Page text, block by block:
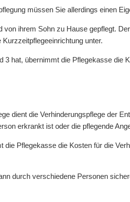
müssen Sie allerdings einen
von ihrem Sohn zu Hause gepflegt.
unter.
3 hat, übernimmt die Pflegekasse die
dient die Verhinderungspflege der
erkrankt ist oder die pflegende
die Pflegekasse die Kosten für die
durch verschiedene Personen